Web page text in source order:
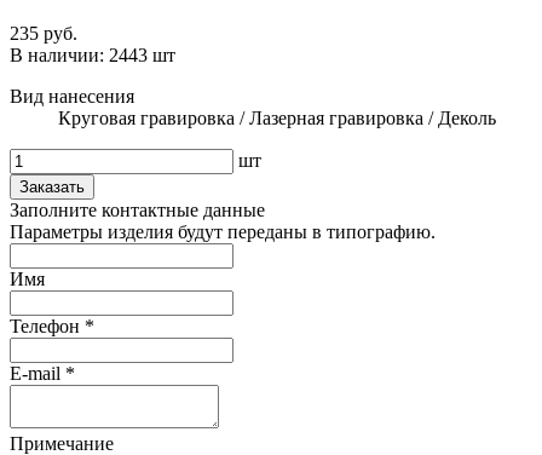
235 руб.
В наличии: 2443 шт
Вид нанесения
Круговая гравировка / Лазерная гравировка / Деколь
шт
Заказать
Заполните контактные данные
Параметры изделия будут переданы в типографию.
Имя
Телефон *
E-mail *
Примечание